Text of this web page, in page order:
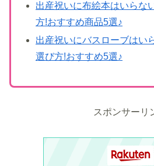
出産祝いに布絵本はいらな
方!おすすめ商品5選♪
出産祝いにバスローブはい
選び方!おすすめ5選♪
スポンサーリ